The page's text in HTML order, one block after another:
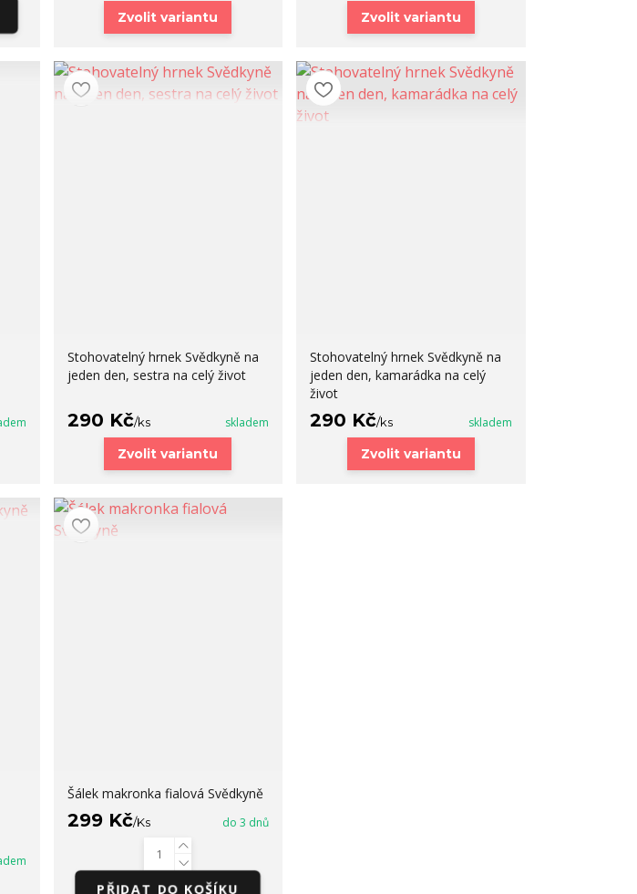
Zvolit variantu Zvolit variantu
Stohovatelný hrnek Svědkyně na
jeden den, sestra na celý život
290 Kč/ks skladem
Zvolit variantu
Stohovatelný hrnek Svědkyně na
jeden den, kamarádka na celý
život
290 Kč/ks skladem
Zvolit variantu
Šálek makronka fialová Svědkyně
299 Kč/Ks do 3 dnů
PŘIDAT DO KOŠÍKU